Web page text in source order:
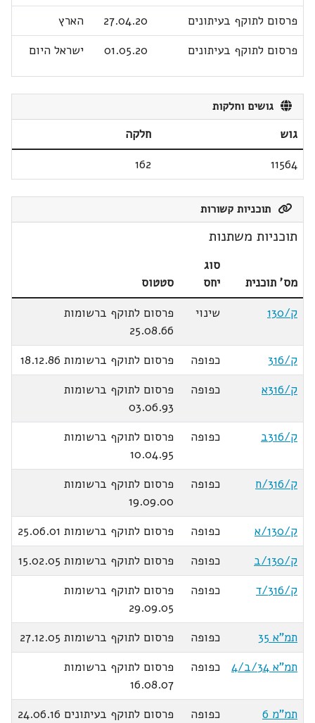
פרסום לתוקף בעיתונים
27.04.20
הארץ
פרסום לתוקף בעיתונים
01.05.20 ישראל היום
גושים וחלקות
גוש
חלקה
11564
162
תוכניות קשורות
תוכניות משתנות
מס' תוכנית
סוג
יחס
סטטוס
ק/130
שינוי
פרסום לתוקף ברשומות
25.08.66
ק/316
כפופה
פרסום לתוקף ברשומות 18.12.86
ק/316א
כפופה
פרסום לתוקף ברשומות
03.06.93
ק/316ב
כפופה
פרסום לתוקף ברשומות
10.04.95
ק/316/ח
כפופה
פרסום לתוקף ברשומות
19.09.00
ק/130/א
כפופה
פרסום לתוקף ברשומות 25.06.01
ק/130/ב
כפופה
פרסום לתוקף ברשומות 15.02.05
ק/316/ד
כפופה
פרסום לתוקף ברשומות
29.09.05
תמ"א 35
כפופה
פרסום לתוקף ברשומות 27.12.05
תמ"א 34/ב/4
כפופה
פרסום לתוקף ברשומות
16.08.07
תמ"מ 6
כפופה פרסום לתוקף בעיתונים 24.06.16